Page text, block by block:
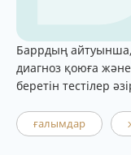
Баррдың айтуынша,
диагноз қоюға
беретін тестілер
ғалымдар